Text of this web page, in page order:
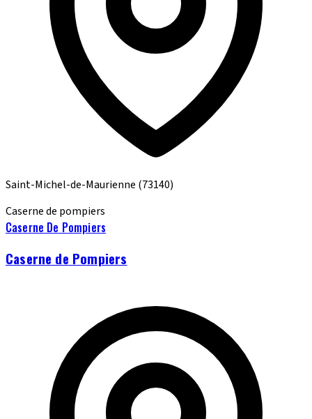
Saint-Michel-de-Maurienne (73140)
Caserne de pompiers
Caserne De Pompiers
Caserne de Pompiers